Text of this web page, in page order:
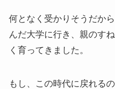
何となく受かりそうだか
んだ大学に行き、親のす
く育ってきました。
もし、この時代に戻れる